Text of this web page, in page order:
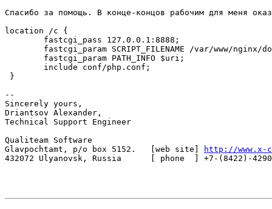
Спасибо за помощь. В конце-концов рабочим для меня
location /c {
        fastcgi_pass 127.0.0.1:8888;
fastcgi_param SCRIPT_FILENAME /var/www/nginx/
        fastcgi_param PATH_INFO $uri;
        include conf/php.conf;
}
--
Sincerely yours,
Driantsov Alexander,
Technical Support Engineer
Qualiteam Software
Glavpochtamt, p/o box 5152.   [web site]
http://www.x-
432072 Ulyanovsk, Russia      [ phone  ] +7-(8422)-